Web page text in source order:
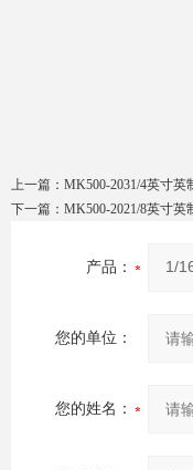
上一篇： MK500-2031/4英寸
下一篇： MK500-2021/8英寸
产品：
您的单位：
您的姓名：